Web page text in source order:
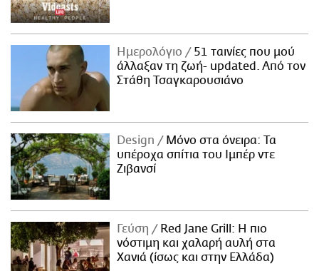
Ημερολόγιο
51 ταινίες που μού
άλλαξαν τη ζωή- updated. Aπό τον
Στάθη Τσαγκαρουσιάνο
Design
Μόνο στα όνειρα: Τα
υπέροχα σπίτια του Ιμπέρ ντε
Ζιβανσί
Γεύση
Red Jane Grill: Η πιο
νόστιμη και χαλαρή αυλή στα
Χανιά (ίσως και στην Ελλάδα)